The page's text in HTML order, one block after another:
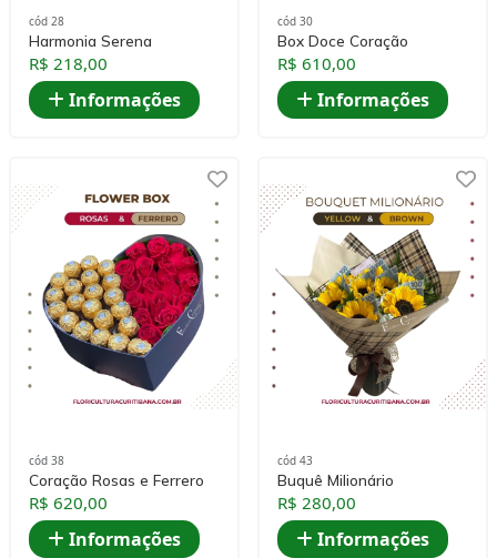
cód 28
Harmonia Serena
R$ 218,00
Informações
cód 30
Box Doce Coração
R$ 610,00
Informações
cód 38
Coração Rosas e Ferrero
R$ 620,00
Informações
cód 43
Buquê Milionário
R$ 280,00
Informações